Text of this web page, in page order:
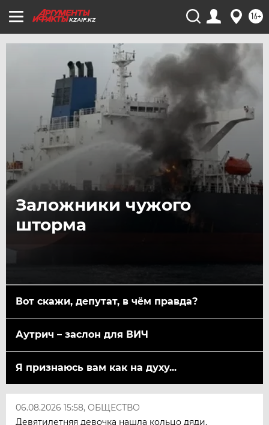
KZAIF.KZ 16+
Заложники чужого
шторма
Вот скажи, депутат, в чём правда?
Аутрич – заслон для ВИЧ
Я признаюсь вам как на духу...
06.08.2026 15:58, ОБЩЕСТВО
Девятилетняя девочка нашла кольцо дяди,